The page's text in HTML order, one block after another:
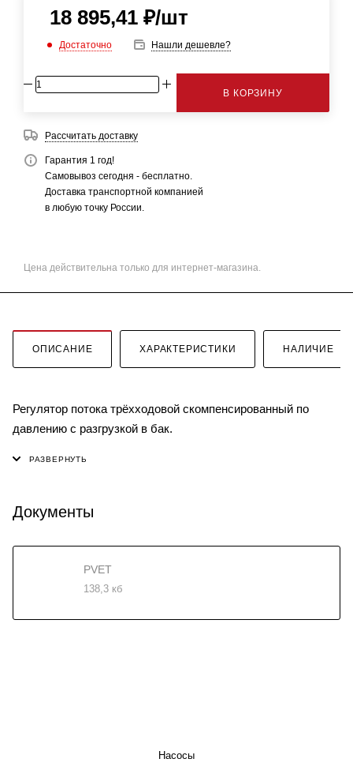
18 895,41 ₽/шт
Достаточно Нашли дешевле?
В КОРЗИНУ
Рассчитать доставку
Гарантия 1 год!
Самовывоз сегодня - бесплатно.
Доставка транспортной компанией
в любую точку России.
Цена действительна только для интернет-магазина.
ОПИСАНИЕ ХАРАКТЕРИСТИКИ НАЛИЧИЕ
Регулятор потока трёхходовой скомпенсированный по
давлению с разгрузкой в бак.
Документы
PVET
138,3 кб
Насосы